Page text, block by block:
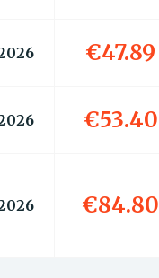
€47.89
€53.40
€84.80